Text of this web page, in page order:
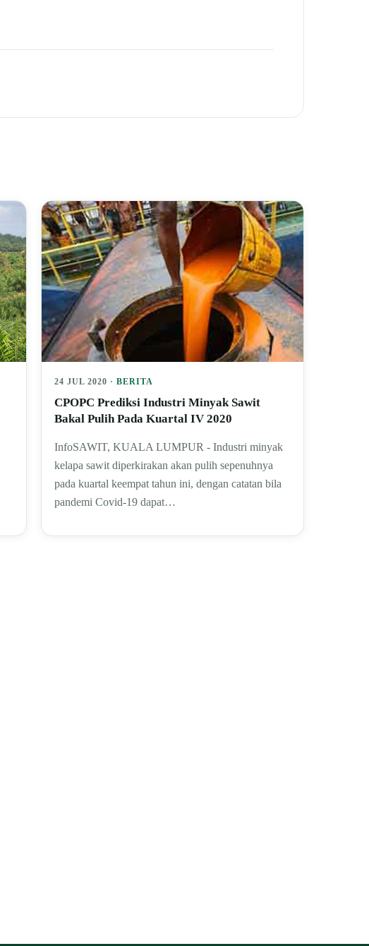
24 JUL 2020 · BERITA
CPOPC Prediksi Industri Minyak Sawit
Bakal Pulih Pada Kuartal IV 2020
InfoSAWIT, KUALA LUMPUR - Industri minyak
kelapa sawit diperkirakan akan pulih sepenuhnya
pada kuartal keempat tahun ini, dengan catatan bila
pandemi Covid-19 dapat…